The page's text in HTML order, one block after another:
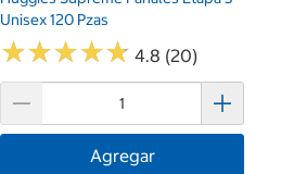
Unisex 120 Pzas
★★★★★
★★★★★ 4.8 (20)
Agregar